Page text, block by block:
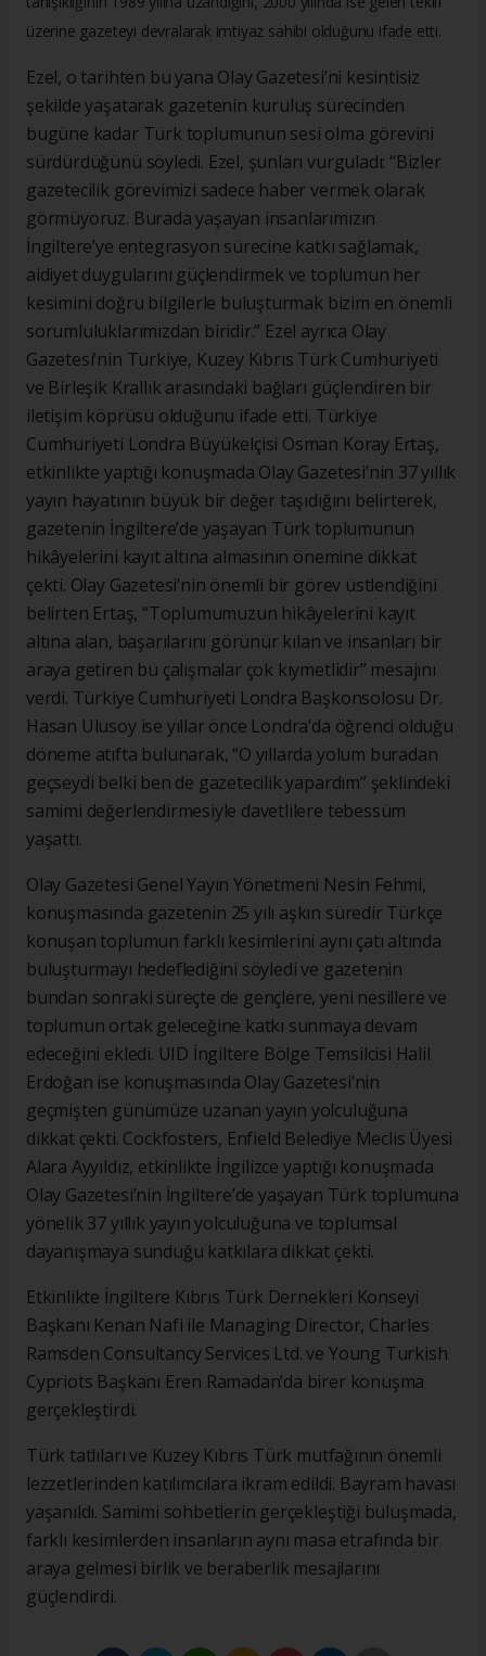
üzerine gazeteyi devralarak imtiyaz sahibi olduğunu ifade etti.
Ezel, o tarihten bu yana Olay Gazetesi’ni kesintisiz
şekilde yaşatarak gazetenin kuruluş sürecinden
bugüne kadar Türk toplumunun sesi olma görevini
sürdürdüğünü söyledi. Ezel, şunları vurguladı: “Bizler
gazetecilik görevimizi sadece haber vermek olarak
görmüyoruz. Burada yaşayan insanlarımızın
İngiltere’ye entegrasyon sürecine katkı sağlamak,
aidiyet duygularını güçlendirmek ve toplumun her
kesimini doğru bilgilerle buluşturmak bizim en önemli
sorumluluklarımızdan biridir.” Ezel ayrıca Olay
Gazetesi’nin Türkiye, Kuzey Kıbrıs Türk Cumhuriyeti
ve Birleşik Krallık arasındaki bağları güçlendiren bir
iletişim köprüsü olduğunu ifade etti. Türkiye
Cumhuriyeti Londra Büyükelçisi Osman Koray Ertaş,
etkinlikte yaptığı konuşmada Olay Gazetesi’nin 37 yıllık
yayın hayatının büyük bir değer taşıdığını belirterek,
gazetenin İngiltere’de yaşayan Türk toplumunun
hikâyelerini kayıt altına almasının önemine dikkat
çekti. Olay Gazetesi’nin önemli bir görev üstlendiğini
belirten Ertaş, “Toplumumuzun hikâyelerini kayıt
altına alan, başarılarını görünür kılan ve insanları bir
araya getiren bu çalışmalar çok kıymetlidir” mesajını
verdi. Türkiye Cumhuriyeti Londra Başkonsolosu Dr.
Hasan Ulusoy ise yıllar önce Londra’da öğrenci olduğu
döneme atıfta bulunarak, “O yıllarda yolum buradan
geçseydi belki ben de gazetecilik yapardım” şeklindeki
samimi değerlendirmesiyle davetlilere tebessüm
yaşattı.
Olay Gazetesi Genel Yayın Yönetmeni Nesin Fehmi,
konuşmasında gazetenin 25 yılı aşkın süredir Türkçe
konuşan toplumun farklı kesimlerini aynı çatı altında
buluşturmayı hedeflediğini söyledi ve gazetenin
bundan sonraki süreçte de gençlere, yeni nesillere ve
toplumun ortak geleceğine katkı sunmaya devam
edeceğini ekledi. UID İngiltere Bölge Temsilcisi Halil
Erdoğan ise konuşmasında Olay Gazetesi’nin
geçmişten günümüze uzanan yayın yolculuğuna
dikkat çekti. Cockfosters, Enfield Belediye Meclis Üyesi
Alara Ayyıldız, etkinlikte İngilizce yaptığı konuşmada
Olay Gazetesi’nin İngiltere’de yaşayan Türk toplumuna
yönelik 37 yıllık yayın yolculuğuna ve toplumsal
dayanışmaya sunduğu katkılara dikkat çekti.
Etkinlikte İngiltere Kıbrıs Türk Dernekleri Konseyi
Başkanı Kenan Nafi ile Managing Director, Charles
Ramsden Consultancy Services Ltd. ve Young Turkish
Cypriots Başkanı Eren Ramadan’da birer konuşma
gerçekleştirdi.
Türk tatlıları ve Kuzey Kıbrıs Türk mutfağının önemli
lezzetlerinden katılımcılara ikram edildi. Bayram havası
yaşanıldı. Samimi sohbetlerin gerçekleştiği buluşmada,
farklı kesimlerden insanların aynı masa etrafında bir
araya gelmesi birlik ve beraberlik mesajlarını
güçlendirdi.